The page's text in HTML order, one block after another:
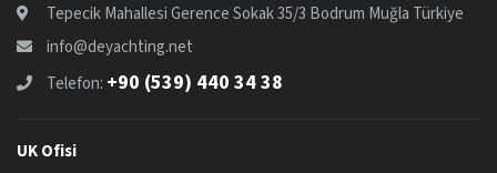
Tepecik Mahallesi Gerence Sokak 35/3 Bodrum Muğla Türkiye
info@deyachting.net
Telefon: +90 (539) 440 34 38
UK Ofisi